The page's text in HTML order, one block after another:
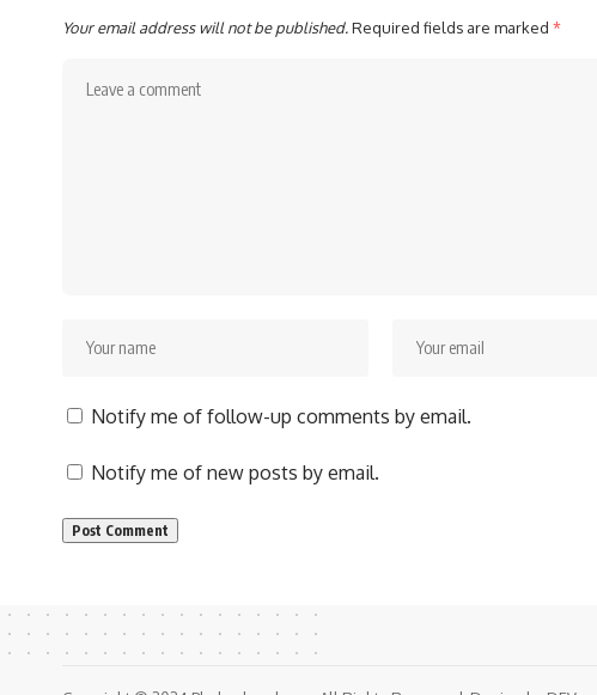
Your email address will not be published.Required fields are marked *
Notify me of follow-up comments by email.
Notify me of new posts by email.